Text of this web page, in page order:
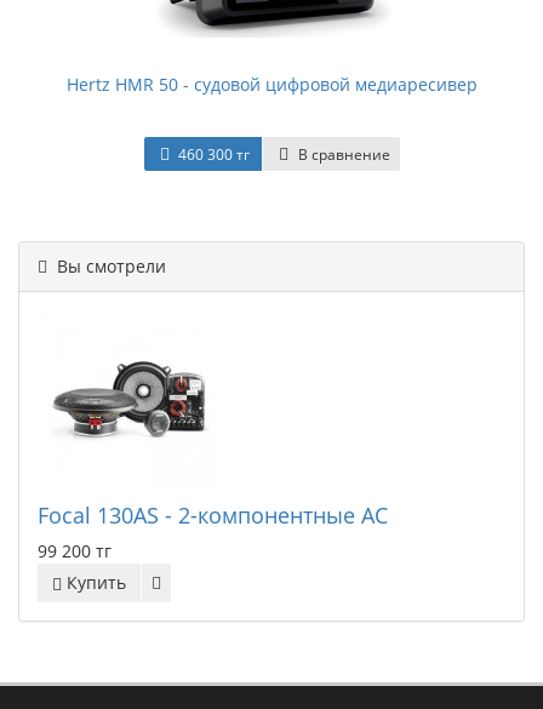
Hertz HMR 50 - судовой цифровой медиаресивер
460 300 тг В сравнение
Вы смотрели
Focal 130AS - 2-компонентные АС
99 200 тг
Купить